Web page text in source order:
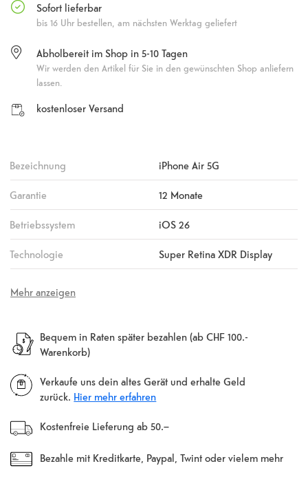
Sofort lieferbar
bis 16 Uhr bestellen, am nächsten Werktag geliefert
Abholbereit im Shop in 5-10 Tagen
Wir werden den Artikel für Sie in den gewünschten Shop anliefern
lassen.
kostenloser Versand
Bezeichnung iPhone Air 5G
Garantie 12 Monate
Betriebssystem iOS 26
Technologie Super Retina XDR Display
Mehr anzeigen
Bequem in Raten später bezahlen (ab CHF 100.-
Warenkorb)
Verkaufe uns dein altes Gerät und erhalte Geld
zurück. Hier mehr erfahren
Kostenfreie Lieferung ab 50.–
Bezahle mit Kreditkarte, Paypal, Twint oder vielem mehr